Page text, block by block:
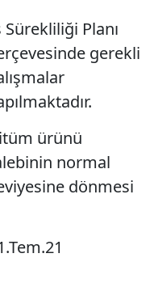
Sürekliliği Planı
gerekli
ürünü
normal
dönmesi